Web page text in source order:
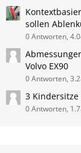
sollen
0 Antworten,
Volvo EX90
0 Antworten,
3 Kindersitze
0 Antworten,